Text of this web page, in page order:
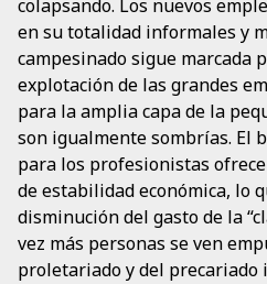
colapsando. Los nuevos
en su totalidad informales y
campesinado sigue marcada
explotación de las grandes
para la amplia capa de la
son igualmente sombrías. El
para los profesionistas
de estabilidad económica, lo
disminución del gasto de la
vez más personas se ven
proletariado y del precariado